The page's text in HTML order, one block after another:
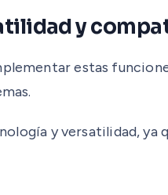
y
estas
y versatilidad,